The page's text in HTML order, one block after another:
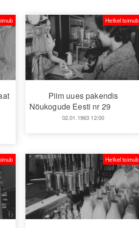
Piim uues pakendis
Nõukogude Eesti nr 29
02.01.1963 12:00
Hetkel toimub
Hetkel toimub